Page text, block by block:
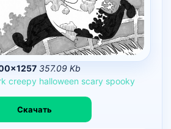
357.09 Kb
creepy halloween scary spooky
Скачать